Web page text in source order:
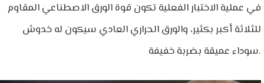
في عملية الاختبار الفعلية تكون قوة الورق الاصطناعي المقاوم
للثلاثة أكبر بكثير، والورق الحراري العادي سيكون له خدوش
سوداء عميقة بضربة خفيفة.